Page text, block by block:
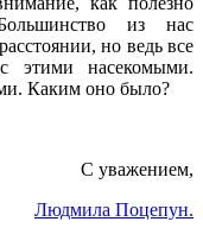
из нас
но ведь все
этими насекомыми.
Каким оно было?
С уважением,
Людмила Поцепун.